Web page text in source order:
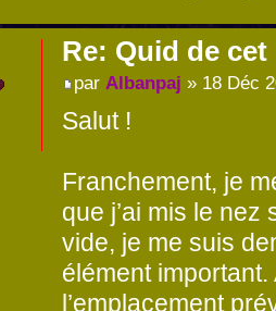
Re: Quid de
par Albanpaj » 18 Déc
Salut !
Franchement, je
que j’ai mis le
vide, je me suis
élément important.
l’emplacement